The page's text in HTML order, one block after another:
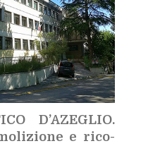
D’A­ZE­GLIO.
e ri­co­